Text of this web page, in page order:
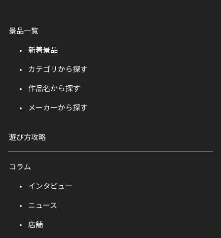
景品一覧
新着景品
カテゴリから探す
作品名から探す
メーカーから探す
遊び方攻略
コラム
インタビュー
ニュース
店舗